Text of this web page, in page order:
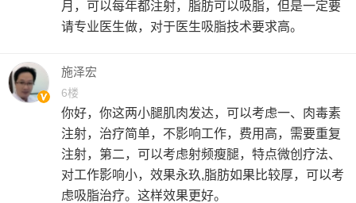
月，可以每年都注射，脂肪可以吸脂，但是一定要
请专业医生做，对于医生吸脂技术要求高。
施泽宏
6楼
你好，你这两小腿肌肉发达，可以考虑一、肉毒素
注射，治疗简单，不影响工作，费用高，需要重复
注射，第二，可以考虑射频瘦腿，特点微创疗法、
对工作影响小，效果永玖,脂肪如果比较厚，可以考
虑吸脂治疗。这样效果更好。